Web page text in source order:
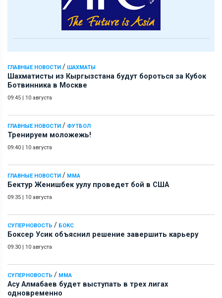
ГЛАВНЫЕ НОВОСТИ / ШАХМАТЫ
Шахматисты из Кыргызстана будут бороться за Кубок
Ботвинника в Москве
09:45 | 10 августа
ГЛАВНЫЕ НОВОСТИ / ФУТБОЛ
Тренируем моложежь!
09:40 | 10 августа
ГЛАВНЫЕ НОВОСТИ / ММА
Бектур Женишбек уулу проведет бой в США
09:35 | 10 августа
СУПЕРНОВОСТЬ / БОКС
Боксер Усик объяснил решение завершить карьеру
09:30 | 10 августа
СУПЕРНОВОСТЬ / ММА
Асу Алмабаев будет выступать в трех лигах
одновременно